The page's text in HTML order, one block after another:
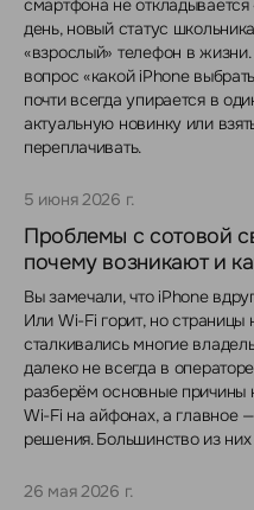
смартфона не
день, новый статус
«взрослый» телефон в
вопрос «какой iPhone
почти всегда упирается в
актуальную новинку или
переплачивать.
5 июня 2026 г.
Проблемы с сотовой
почему возникают и
Вы замечали, что iPhone
Или Wi-Fi горит, но страницы
сталкивались многие
далеко не всегда в
разберём основные причины
Wi-Fi на айфонах, а главное
решения. Большинство из
26 мая 2026 г.